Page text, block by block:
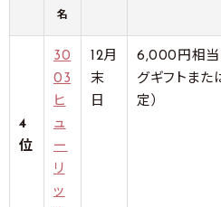
名
4
位
30
03
ヒ
ュ
ー
リ
ッ
12月
末
日
6,000円相当
グギフトまた
定）